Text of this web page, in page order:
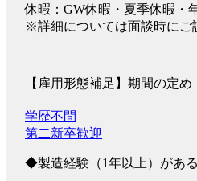
休暇：GW休暇・夏季休暇・
※詳細については面談時にご
【雇用形態補足】期間の定め
学歴不問
第二新卒歓迎
◆製造経験（1年以上）があ